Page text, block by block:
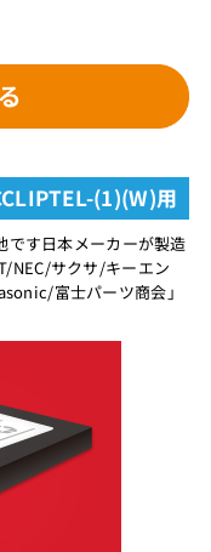
(1)(W)用
です日本メーカーが製造
NEC/サクサ/キーエン
富士パーツ商会」